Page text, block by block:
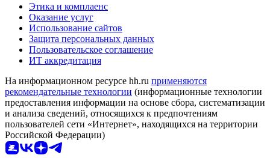
Этика и комплаенс
Оказание услуг
Использование сайтов
Защита персональных данных
Пользовательское соглашение
ИТ аккредитация
На информационном ресурсе hh.ru применяются
рекомендательные технологии (информационные технологии
предоставления информации на основе сбора, систематизации
и анализа сведений, относящихся к предпочтениям
пользователей сети «Интернет», находящихся на территории
Российской Федерации)